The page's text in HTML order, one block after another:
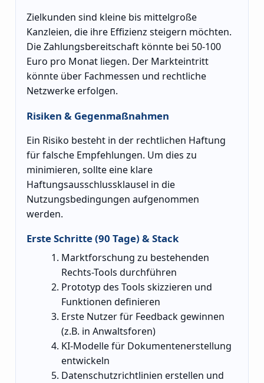
Zielkunden sind kleine bis mittelgroße
Kanzleien, die ihre Effizienz steigern möchten.
Die Zahlungsbereitschaft könnte bei 50-100
Euro pro Monat liegen. Der Markteintritt
könnte über Fachmessen und rechtliche
Netzwerke erfolgen.
Risiken & Gegenmaßnahmen
Ein Risiko besteht in der rechtlichen Haftung
für falsche Empfehlungen. Um dies zu
minimieren, sollte eine klare
Haftungsausschlussklausel in die
Nutzungsbedingungen aufgenommen
werden.
Erste Schritte (90 Tage) & Stack
Marktforschung zu bestehenden
Rechts-Tools durchführen
Prototyp des Tools skizzieren und
Funktionen definieren
Erste Nutzer für Feedback gewinnen
(z.B. in Anwaltsforen)
KI-Modelle für Dokumentenerstellung
entwickeln
Datenschutzrichtlinien erstellen und